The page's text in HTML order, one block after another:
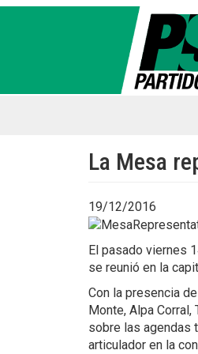
Pasar
La Mesa
19/12/2016
El pasado viernes
se reunió en la
Con la presencia
Monte, Alpa Corral,
sobre las agendas
articulador en la